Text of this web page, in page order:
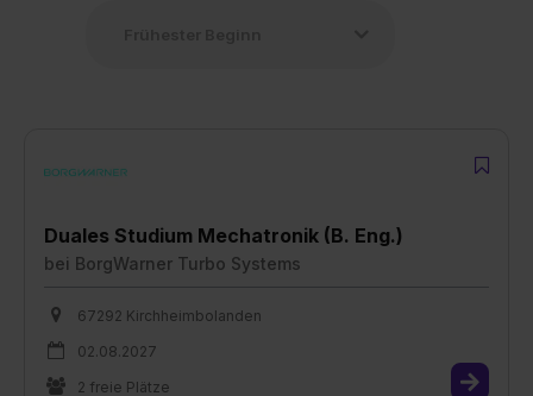
Duales Studium Mechatronik (B. Eng.)
bei BorgWarner Turbo Systems
67292 Kirchheimbolanden
02.08.2027
2 freie Plätze